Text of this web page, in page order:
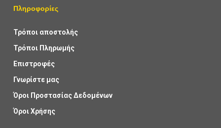
Πληροφορίες
Τρόποι αποστολής
Τρόποι Πληρωμής
Επιστροφές
Γνωρίστε μας
Όροι Προστασίας Δεδομένων
Όροι Χρήσης